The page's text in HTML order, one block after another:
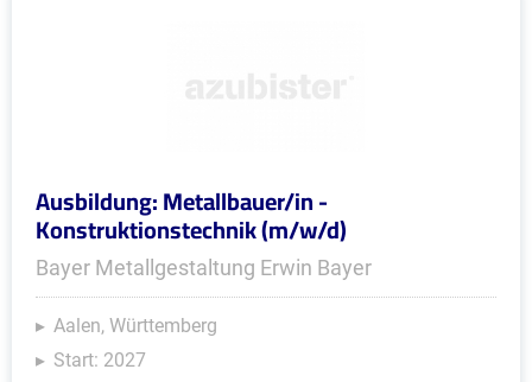
Ausbildung: Metallbauer/in -
Konstruktionstechnik (m/w/d)
Bayer Metallgestaltung Erwin Bayer
Aalen, Württemberg
Start: 2027